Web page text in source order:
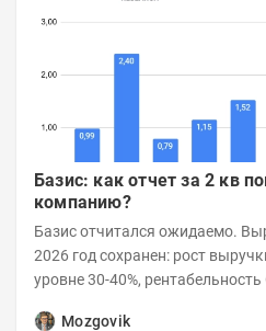
Базис: как отчет за 2 кв
компанию?
Базис отчитался ожидаемо.
2026 год сохранен: рост выручки 2026 ожидается на
уровне 30-40%, рентабельность OIBDA
Mozgovik